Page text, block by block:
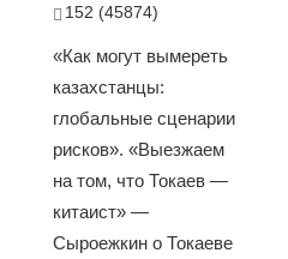
152 (45874)
«Как могут вымереть
казахстанцы:
глобальные сценарии
рисков». «Выезжаем
на том, что Токаев —
китаист» —
Сыроежкин о Токаеве